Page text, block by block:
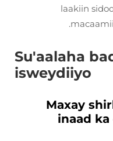
laakiin
Su'aalaha
isweydiiyo
Maxay
inaad